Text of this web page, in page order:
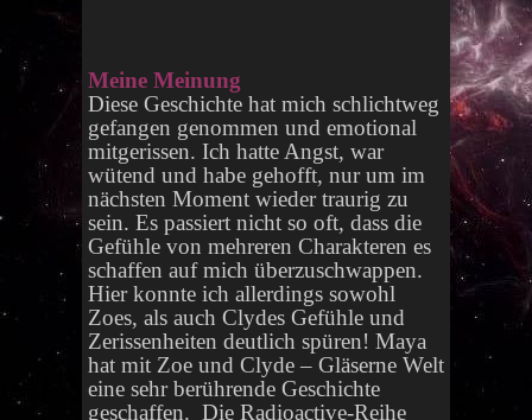
Meine Meinung
Diese Geschichte hat mich schlichtweg
gefangen genommen und emotional
mitgerissen. Ich hatte Angst, war
wütend und habe gehofft, nur um im
nächsten Moment wieder traurig zu
sein. Es passiert nicht so oft, dass die
Gefühle von mehreren Charakteren es
schaffen auf mich überzuschwappen.
Hier konnte ich allerdings sowohl
Zoes, als auch Clydes Gefühle und
Zerissenheiten deutlich spüren! Maya
hat mit Zoe und Clyde – Gläserne Welt
eine sehr berührende Geschichte
geschaffen. Die Radioactive-Reihe